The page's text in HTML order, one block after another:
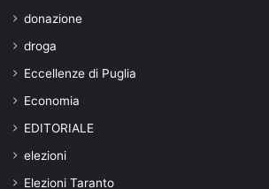
donazione
droga
Eccellenze di Puglia
Economia
EDITORIALE
elezioni
Elezioni Taranto